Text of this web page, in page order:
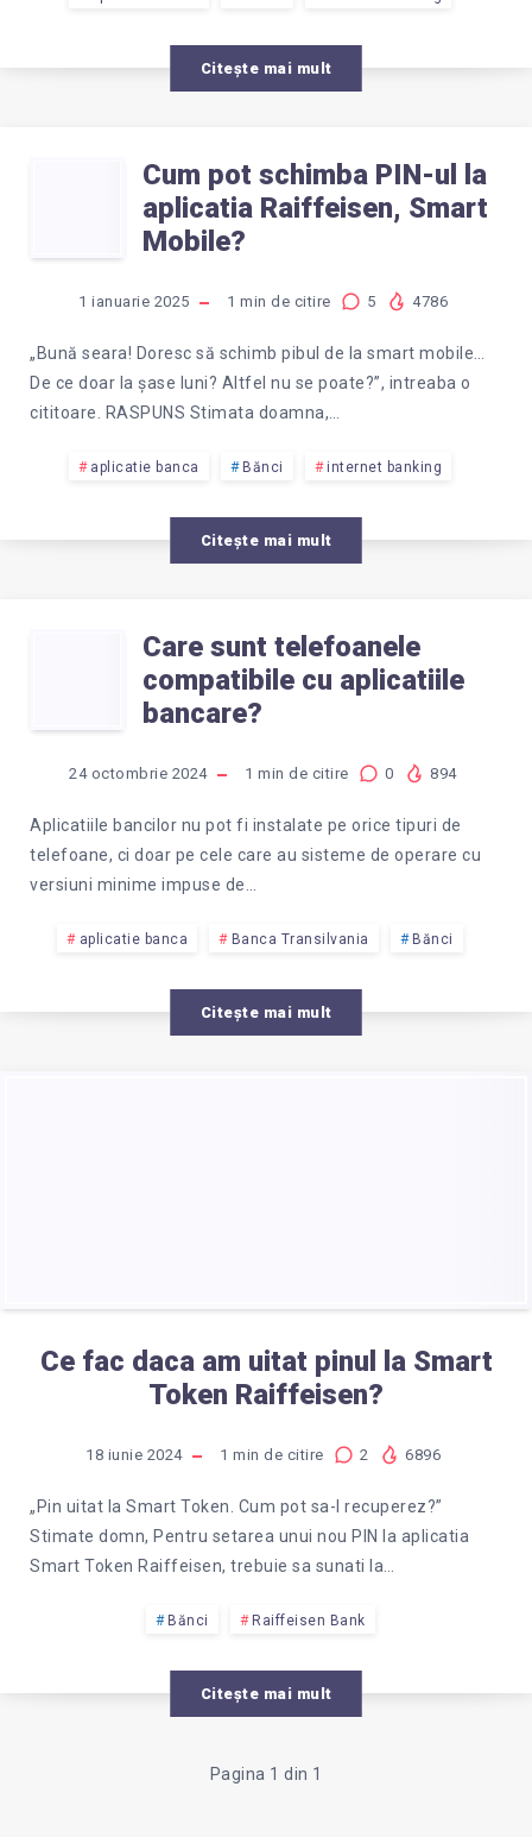
APLICATIA
TOKEN?
Citește mai mult
CUM
POT
SCHIMBA
PIN-
UL
LA
APLICATIA
SMART
MOBILE?
Cum pot schimba PIN-ul la
aplicatia Raiffeisen, Smart
Mobile?
1 ianuarie 2025 1 min de citire 5 4786
„Bună seara! Doresc să schimb pibul de la smart mobile…
De ce doar la şase luni? Altfel nu se poate?”, intreaba o
cititoare. RASPUNS Stimata doamna,…
aplicatie banca Bănci internet banking
Citește mai mult
CARE
SUNT
TELEFOANELE
COMPATIBILE
CU
APLICATIILE
BANCARE?
Care sunt telefoanele
compatibile cu aplicatiile
bancare?
24 octombrie 2024 1 min de citire 0 894
Aplicatiile bancilor nu pot fi instalate pe orice tipuri de
telefoane, ci doar pe cele care au sisteme de operare cu
versiuni minime impuse de…
aplicatie banca Banca Transilvania Bănci
Citește mai mult
Ce fac daca am uitat pinul la Smart
Token Raiffeisen?
18 iunie 2024 1 min de citire 2 6896
„Pin uitat la Smart Token. Cum pot sa-l recuperez?”
Stimate domn, Pentru setarea unui nou PIN la aplicatia
Smart Token Raiffeisen, trebuie sa sunati la…
Bănci Raiffeisen Bank
Citește mai mult
Pagina 1 din 1